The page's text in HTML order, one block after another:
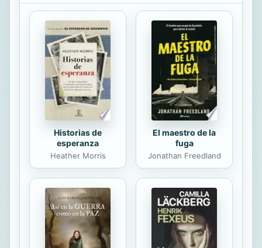
la perspectiva de la diversidad
funcional y las capacidades
diferenciadas que evite la exclusión,
desde un enfo­que basado en los
derechos humanos.
Historias de
esperanza
Heather Morris
El maestro de la
fuga
Jonathan Freedland